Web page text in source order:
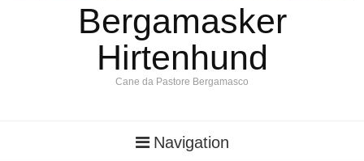
Bergamasker
Hirtenhund
Cane da Pastore Bergamasco
Navigation